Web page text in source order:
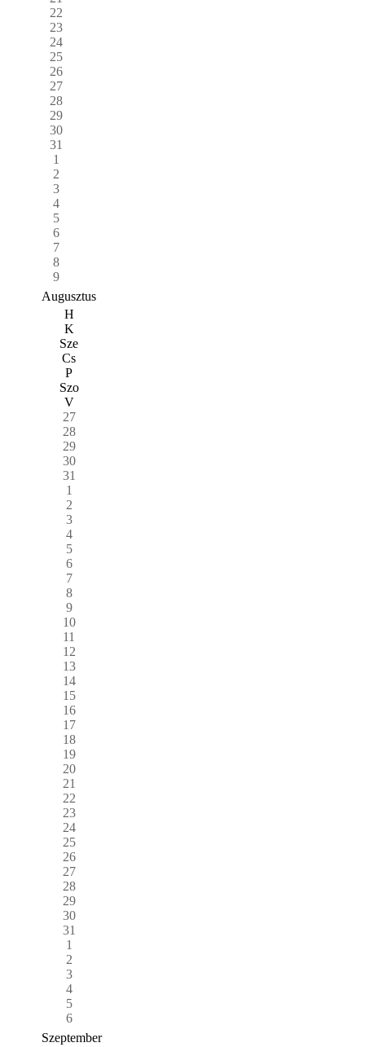
22
23
24
25
26
27
28
29
30
31
1
2
3
4
5
6
7
8
9
Augusztus
H
K
Sze
Cs
P
Szo
V
27
28
29
30
31
1
2
3
4
5
6
7
8
9
10
11
12
13
14
15
16
17
18
19
20
21
22
23
24
25
26
27
28
29
30
31
1
2
3
4
5
6
Szeptember